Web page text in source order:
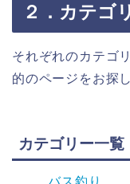
２．カテゴ
それぞれのカテゴ
的のページをお探
カテゴリー一覧